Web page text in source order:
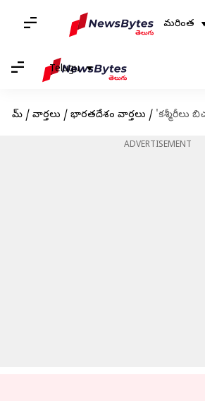
మరింత
Telugu
హోమ్ / వార్తలు / భారతదేశం వార్తలు / 'కశ్మీరీలు
ADVERTISEMENT